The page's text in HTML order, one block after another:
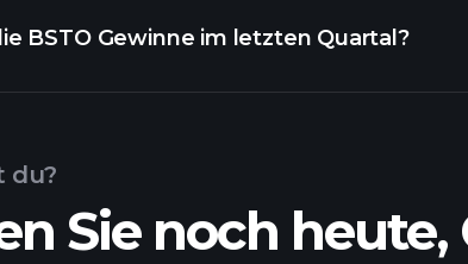
BSTO Gewinne im letzten Quartal?
du?
Sie noch